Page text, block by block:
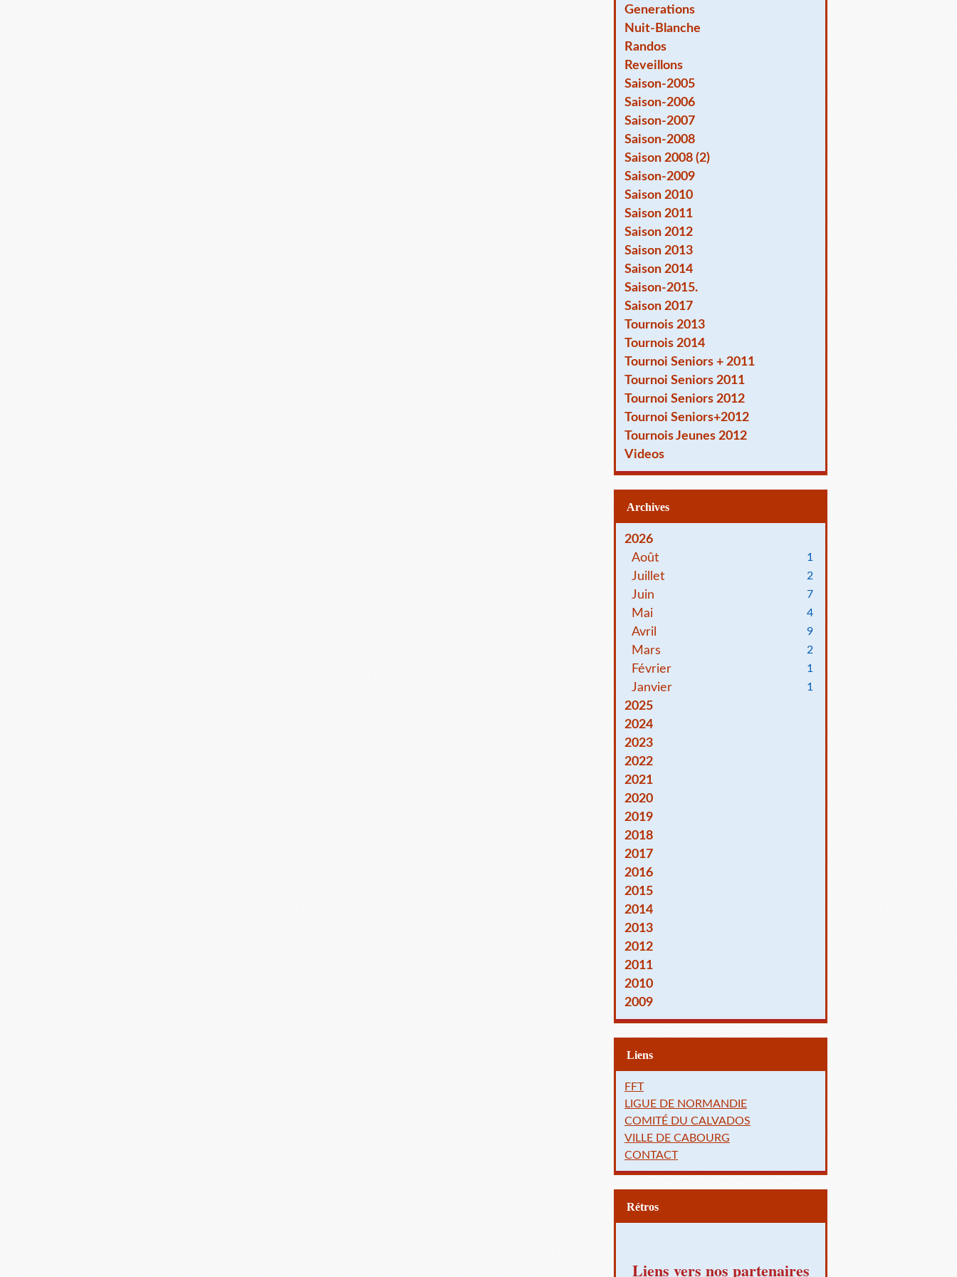
Generations
Nuit-Blanche
Randos
Reveillons
Saison-2005
Saison-2006
Saison-2007
Saison-2008
Saison 2008 (2)
Saison-2009
Saison 2010
Saison 2011
Saison 2012
Saison 2013
Saison 2014
Saison-2015.
Saison 2017
Tournois 2013
Tournois 2014
Tournoi Seniors + 2011
Tournoi Seniors 2011
Tournoi Seniors 2012
Tournoi Seniors+2012
Tournois Jeunes 2012
Videos
Archives
2026
Août
1
Juillet 2
Juin 7
Mai 4
Avril 9
Mars 2
Février 1
Janvier 1
2025
2024
2023
2022
2021
2020
2019
2018
2017
2016
2015
2014
2013
2012
2011
2010
2009
Liens
FFT
LIGUE DE NORMANDIE
COMITÉ DU CALVADOS
VILLE DE CABOURG
CONTACT
Rétros
Liens vers nos partenaires